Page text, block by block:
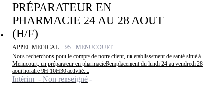
PRÉPARATEUR EN
PHARMACIE 24 AU 28 AOUT
(H/F)
APPEL MEDICAL - 95 - MENUCOURT
Nous recherchons pour le compte de notre client, un etablissement de santé situé à
Menucourt, un préparateur en pharmacieRemplacement du lundi 24 au vendredi 28
aout horaire 9H 16H30 activité:...
Intérim - Non renseigné